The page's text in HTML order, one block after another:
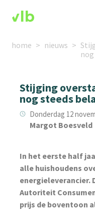
home nieuws
Stijging
nog steeds
Donderdag 12
Margot Boesveld
In het eerste half
alle huishoudens
energieleverancier.
Autoriteit
prijs de boventoon